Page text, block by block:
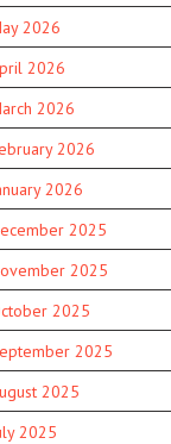
2026
2026
2026
2026
2026
2025
2025
2025
2025
2025
2025